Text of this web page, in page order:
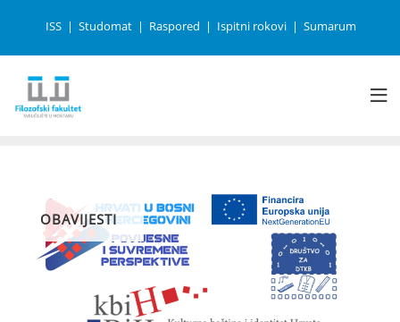
ISS Studomat Raspored Ispitni rokovi Sumarum
OBAVIJESTI